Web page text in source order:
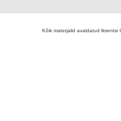
Kõik materjalid avaldatud litsentsi